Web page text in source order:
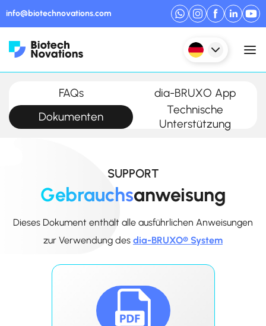
info@biotechnovations.com
FAQs
dia-BRUXO App
Dokumenten
Technische
Unterstützung
SUPPORT
Gebrauchsanweisung
Dieses Dokument enthält alle ausführlichen Anweisungen
zur Verwendung des dia-BRUXO® System